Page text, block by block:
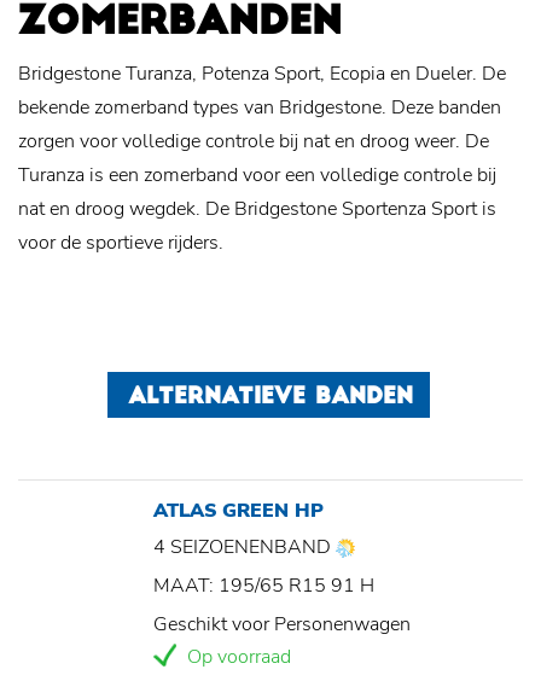
ZOMERBANDEN
Bridgestone Turanza, Potenza Sport, Ecopia en Dueler. De
bekende zomerband types van Bridgestone. Deze banden
zorgen voor volledige controle bij nat en droog weer. De
Turanza is een zomerband voor een volledige controle bij
nat en droog wegdek. De Bridgestone Sportenza Sport is
voor de sportieve rijders.
ALTERNATIEVE BANDEN
ATLAS GREEN HP
4 SEIZOENENBAND
MAAT: 195/65 R15 91 H
Geschikt voor Personenwagen
Op voorraad